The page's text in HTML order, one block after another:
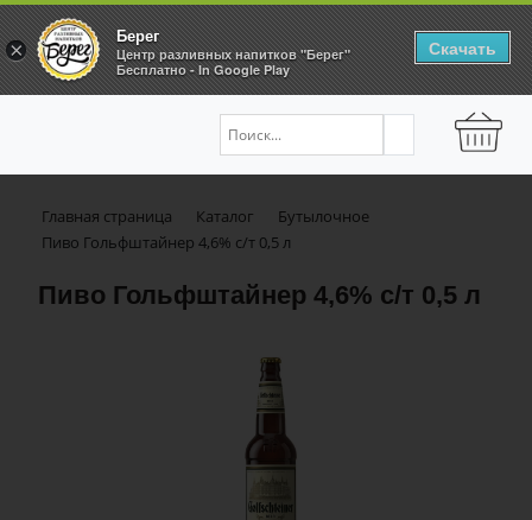
Главная страница Каталог
Бутылочное
Пиво Гольфштайнер 4,6% с/т 0,5 л
Пиво Гольфштайнер 4,6% с/т 0,5 л
×
Берег
Центр разливных напитков "Берег"
Бесплатно - In Google Play
Скачать